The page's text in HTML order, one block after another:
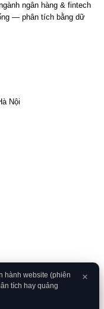
ngân hàng & fintech
— phân tích bằng dữ
Nội
hành website (phiên
tích hay quảng